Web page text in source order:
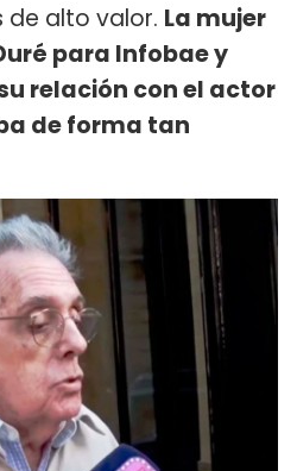
alto valor. La mujer
para Infobae y
relación con el actor
de forma tan